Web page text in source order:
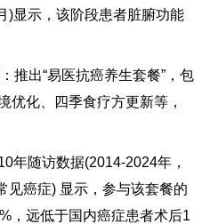
)显示，该阶段患者脏腑功能
出“易医抗癌养生套餐”，包
优化、四季食疗方更新等，
随访数据(2014-2024年，
见癌症) 显示，参与该套餐的
，远低于国内癌症患者术后1